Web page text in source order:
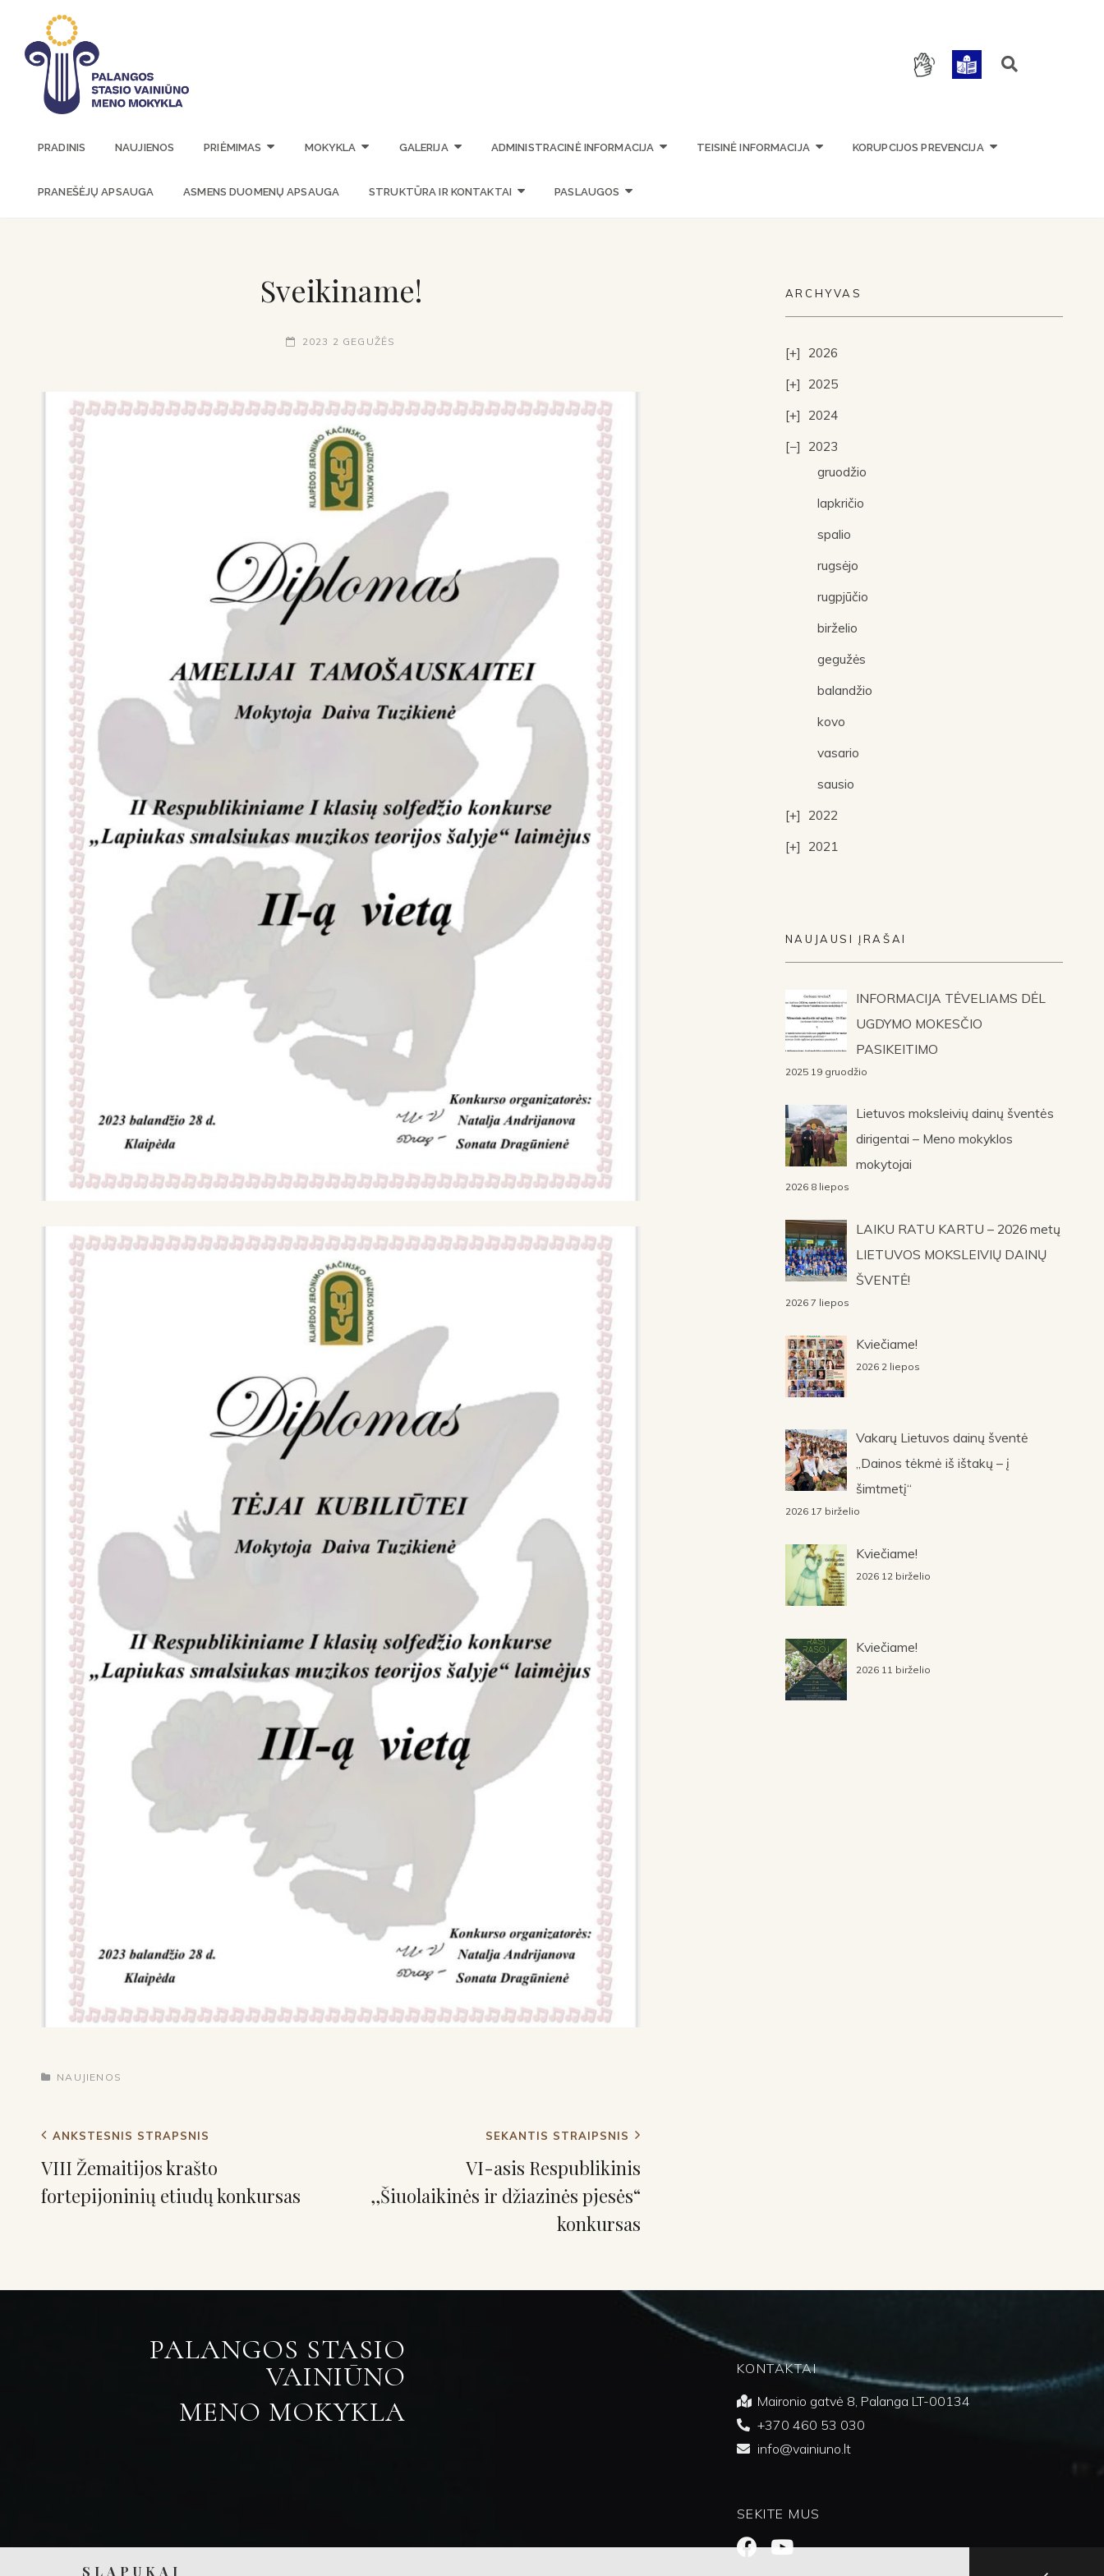
SLAPUKAI
PRADINIS NAUJIENOS PRIĖMIMAS MOKYKLA GALERIJA ADMINISTRACINĖ INFORMACIJA TEISINĖ INFORMACIJA KORUPCIJOS PREVENCIJA
PRANEŠĖJŲ APSAUGA ASMENS DUOMENŲ APSAUGA STRUKTŪRA IR KONTAKTAI PASLAUGOS
Sveikiname!
2023 2 GEGUŽĖS
NAUJIENOS
ANKSTESNIS STRAPSNIS
VIII Žemaitijos krašto
fortepijoninių etiudų konkursas
SEKANTIS STRAIPSNIS
VI-asis Respublikinis
,,Šiuolaikinės ir džiazinės pjesės“
konkursas
ARCHYVAS
2026
2025
2024
2023
gruodžio
lapkričio
spalio
rugsėjo
rugpjūčio
birželio
gegužės
balandžio
kovo
vasario
sausio
2022
2021
NAUJAUSI ĮRAŠAI
INFORMACIJA TĖVELIAMS DĖL
UGDYMO MOKESČIO
PASIKEITIMO
2025 19 gruodžio
Lietuvos moksleivių dainų šventės
dirigentai – Meno mokyklos
mokytojai
2026 8 liepos
LAIKU RATU KARTU – 2026 metų
LIETUVOS MOKSLEIVIŲ DAINŲ
ŠVENTĖ!
2026 7 liepos
Kviečiame!
2026 2 liepos
Vakarų Lietuvos dainų šventė
„Dainos tėkmė iš ištakų – į
šimtmetį“
2026 17 birželio
Kviečiame!
2026 12 birželio
Kviečiame!
2026 11 birželio
PALANGOS STASIO
VAINIŪNO
MENO MOKYKLA
KONTAKTAI
Maironio gatvė 8, Palanga LT-00134
+370 460 53 030
info@vainiuno.lt
SEKITE MUS